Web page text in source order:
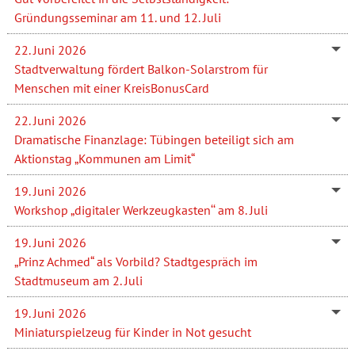
Gründungsseminar am 11. und 12. Juli
22. Juni 2026
Stadtverwaltung fördert Balkon-Solarstrom für
Menschen mit einer KreisBonusCard
22. Juni 2026
Dramatische Finanzlage: Tübingen beteiligt sich am
Aktionstag „Kommunen am Limit“
19. Juni 2026
Workshop „digitaler Werkzeugkasten‘‘ am 8. Juli
19. Juni 2026
„Prinz Achmed“ als Vorbild? Stadtgespräch im
Stadtmuseum am 2. Juli
19. Juni 2026
Miniaturspielzeug für Kinder in Not gesucht